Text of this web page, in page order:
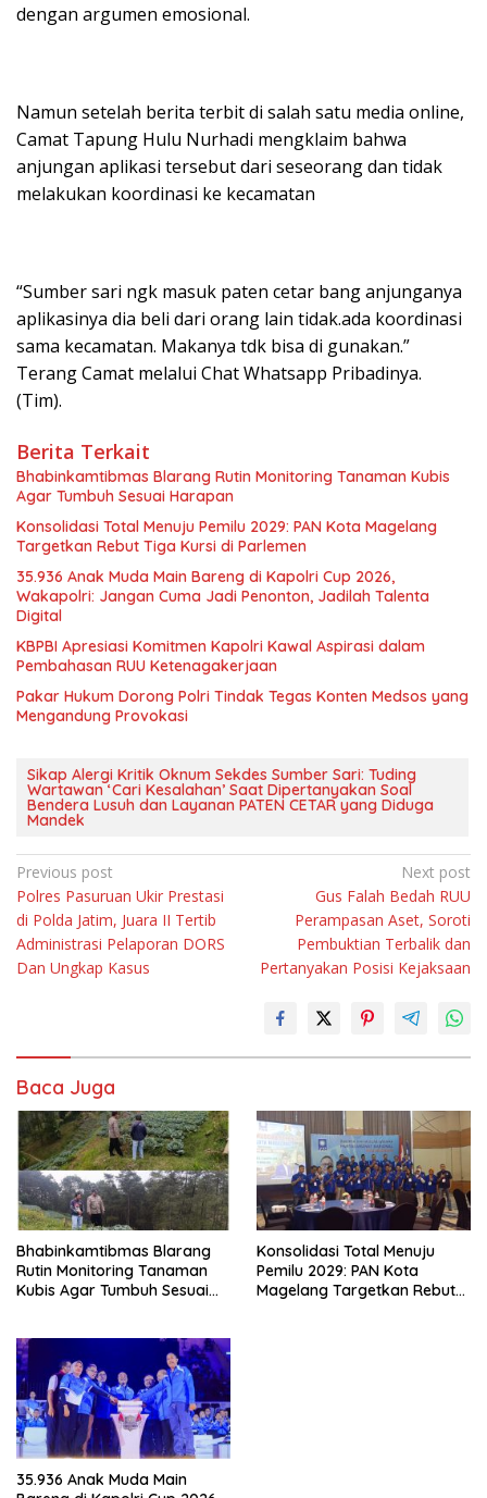
dengan argumen emosional.
Namun setelah berita terbit di salah satu media online,
Camat Tapung Hulu Nurhadi mengklaim bahwa
anjungan aplikasi tersebut dari seseorang dan tidak
melakukan koordinasi ke kecamatan
“Sumber sari ngk masuk paten cetar bang anjunganya
aplikasinya dia beli dari orang lain tidak.ada koordinasi
sama kecamatan. Makanya tdk bisa di gunakan.”
Terang Camat melalui Chat Whatsapp Pribadinya.
(Tim).
Berita Terkait
Bhabinkamtibmas Blarang Rutin Monitoring Tanaman Kubis
Agar Tumbuh Sesuai Harapan
Konsolidasi Total Menuju Pemilu 2029: PAN Kota Magelang
Targetkan Rebut Tiga Kursi di Parlemen
35.936 Anak Muda Main Bareng di Kapolri Cup 2026,
Wakapolri: Jangan Cuma Jadi Penonton, Jadilah Talenta
Digital
KBPBI Apresiasi Komitmen Kapolri Kawal Aspirasi dalam
Pembahasan RUU Ketenagakerjaan
Pakar Hukum Dorong Polri Tindak Tegas Konten Medsos yang
Mengandung Provokasi
Sikap Alergi Kritik Oknum Sekdes Sumber Sari: Tuding
Wartawan ‘Cari Kesalahan’ Saat Dipertanyakan Soal
Bendera Lusuh dan Layanan PATEN CETAR yang Diduga
Mandek
Navigasi
pos
Previous post
Polres Pasuruan Ukir Prestasi
di Polda Jatim, Juara II Tertib
Administrasi Pelaporan DORS
Dan Ungkap Kasus
Next post
Gus Falah Bedah RUU
Perampasan Aset, Soroti
Pembuktian Terbalik dan
Pertanyakan Posisi Kejaksaan
Baca Juga
Bhabinkamtibmas Blarang
Rutin Monitoring Tanaman
Kubis Agar Tumbuh Sesuai
Konsolidasi Total Menuju
Pemilu 2029: PAN Kota
Magelang Targetkan Rebut
35.936 Anak Muda Main